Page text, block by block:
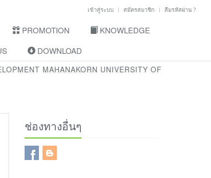
เข้าสู่ระบบ สมัครสมาชิก ลืมรหัสผ่าน ?
PROMOTION
KNOWLEDGE
DOWNLOAD
MAHANAKORN UNIVERSITY OF
ช่องทางอื่นๆ